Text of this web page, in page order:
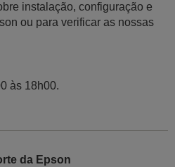
instalação, configuração e
ou para verificar as nossas
às 18h00.
da Epson